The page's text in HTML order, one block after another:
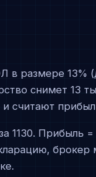
в размере 13%
снимет 13
считают
1130. Прибыль
брокер